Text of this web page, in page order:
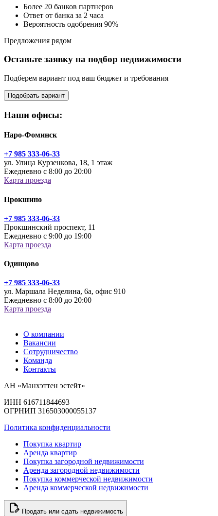
Более 20 банков партнеров
Ответ от банка за 2 часа
Вероятность одобрения 90%
Предложения рядом
Оставьте заявку на подбор недвижимости
Подберем вариант под ваш бюджет и требования
Подобрать вариант
Наши офисы:
Наро-Фоминск
+7 985 333-06-33
ул. Улица Курзенкова, 18, 1 этаж
Ежедневно с 8:00 до 20:00
Карта проезда
Прокшино
+7 985 333-06-33
Прокшинский проспект, 11
Ежедневно с 9:00 до 19:00
Карта проезда
Одинцово
+7 985 333-06-33
ул. Маршала Неделина, 6а, офис 910
Ежедневно с 8:00 до 20:00
Карта проезда
О компании
Вакансии
Сотрудничество
Команда
Контакты
АН «Манхэттен эстейт»
ИНН 616711844693
ОГРНИП 316503000055137
Политика конфиденциальности
Покупка квартир
Аренда квартир
Покупка загородной недвижимости
Аренда загородной недвижимости
Покупка коммерческой недвижимости
Аренда коммерческой недвижимости
Продать или сдать недвижимость